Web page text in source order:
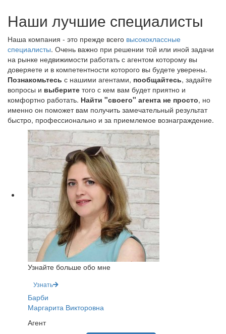
Наши лучшие специалисты
Наша компания - это прежде всего высококлассные
специалисты. Очень важно при решении той или иной задачи
на рынке недвижимости работать с агентом которому вы
доверяете и в компетентности которого вы будете уверены.
Познакомьтесь с нашими агентами, пообщайтесь, задайте
вопросы и выберите того с кем вам будет приятно и
комфортно работать. Найти "своего" агента не просто, но
именно он поможет вам получить замечательный результат
быстро, профессионально и за приемлемое вознаграждение.
Узнайте больше обо мне
Узнать
Барби
Маргарита Викторовна
Агент